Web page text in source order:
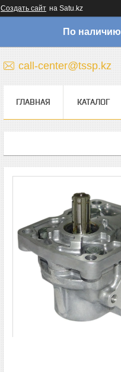
Создать сайт на Satu.kz
По
call-center@tssp.kz
ГЛАВНАЯ КАТАЛОГ